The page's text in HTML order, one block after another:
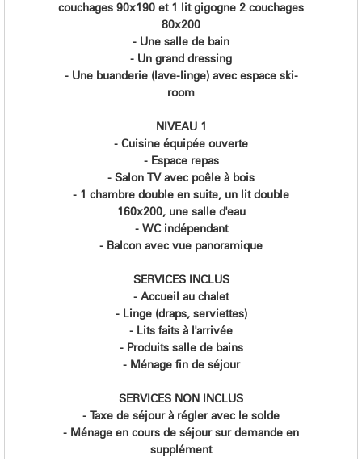
couchages 90x190 et 1 lit gigogne 2 couchages
80x200
- Une salle de bain
- Un grand dressing
- Une buanderie (lave-linge) avec espace ski-
room
NIVEAU 1
- Cuisine équipée ouverte
- Espace repas
- Salon TV avec poêle à bois
- 1 chambre double en suite, un lit double
160x200, une salle d'eau
- WC indépendant
- Balcon avec vue panoramique
SERVICES INCLUS
- Accueil au chalet
- Linge (draps, serviettes)
- Lits faits à l'arrivée
- Produits salle de bains
- Ménage fin de séjour
SERVICES NON INCLUS
- Taxe de séjour à régler avec le solde
- Ménage en cours de séjour sur demande en
supplément